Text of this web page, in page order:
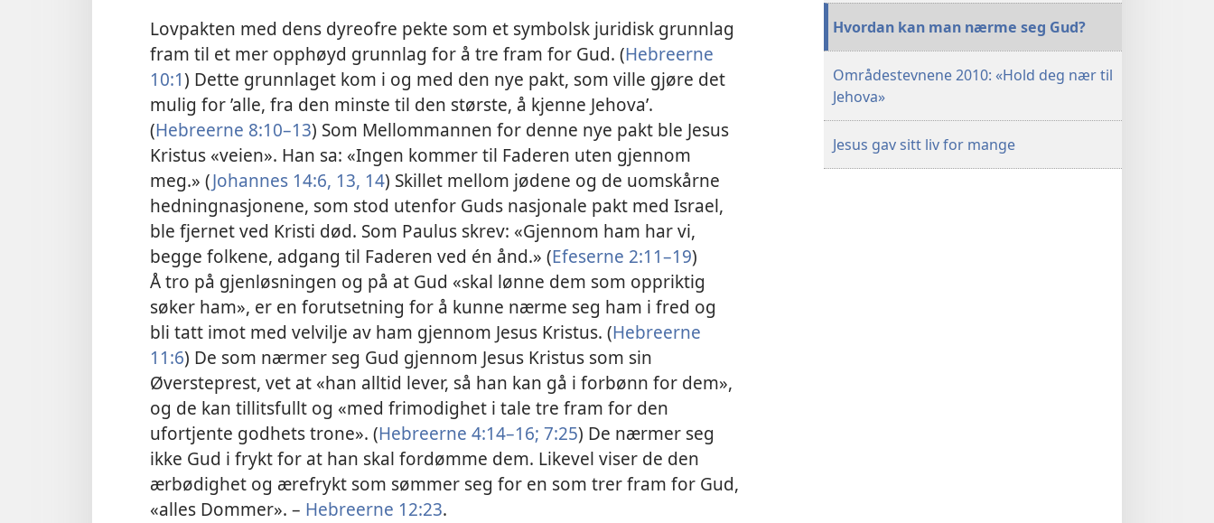
Lovpakten med dens dyreofre pekte som et symbolsk juridisk grunnlag
fram til et mer opphøyd grunnlag for å tre fram for Gud. (Hebreerne
10:⁠1) Dette grunnlaget kom i og med den nye pakt, som ville gjøre det
mulig for ’alle, fra den minste til den største, å kjenne Jehova’.
(Hebreerne 8:​10⁠–13) Som Mellommannen for denne nye pakt ble Jesus
Kristus «veien». Han sa: «Ingen kommer til Faderen uten gjennom
meg.» (Johannes 14:​6, 13, 14) Skillet mellom jødene og de uomskårne
hedningnasjonene, som stod utenfor Guds nasjonale pakt med Israel,
ble fjernet ved Kristi død. Som Paulus skrev: «Gjennom ham har vi,
begge folkene, adgang til Faderen ved én ånd.» (Efeserne 2:​11⁠–19)
Å tro på gjenløsningen og på at Gud «skal lønne dem som oppriktig
søker ham», er en forutsetning for å kunne nærme seg ham i fred og
bli tatt imot med velvilje av ham gjennom Jesus Kristus. (Hebreerne
11:⁠6) De som nærmer seg Gud gjennom Jesus Kristus som sin
Øversteprest, vet at «han alltid lever, så han kan gå i forbønn for dem»,
og de kan tillitsfullt og «med frimodighet i tale tre fram for den
ufortjente godhets trone». (Hebreerne 4:​14⁠–16; 7:​25) De nærmer seg
ikke Gud i frykt for at han skal fordømme dem. Likevel viser de den
ærbødighet og ærefrykt som sømmer seg for en som trer fram for Gud,
«alles Dommer». – Hebreerne 12:⁠23.
Hvordan kan man nærme seg Gud?
Områdestevnene 2010: «Hold deg nær til
Jehova»
Jesus gav sitt liv for mange